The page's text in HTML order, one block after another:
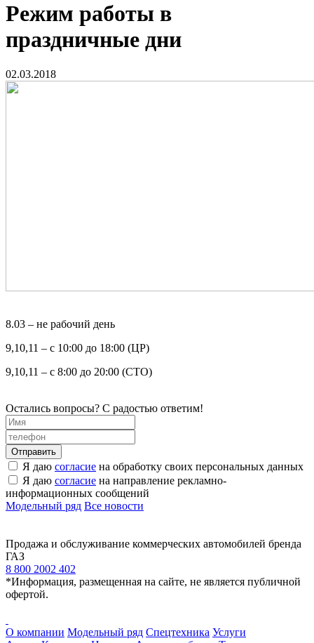
Режим работы в
праздничные дни
02.03.2018
8.03 – не рабочий день
9,10,11 – с 10:00 до 18:00 (ЦР)
9,10,11 – с 8:00 до 20:00 (СТО)
Остались вопросы? С радостью ответим!
Я даю согласие на обработку своих персональных данных
Я даю согласие на направление рекламно-
информационных сообщений
Модельный ряд Все новости
Продажа и обслуживание коммерческих автомобилей бренда
ГАЗ
8 800 2002 402
*Информация, размещенная на сайте, не является публичной
офертой.
О компании Модельный ряд Спецтехника Услуги